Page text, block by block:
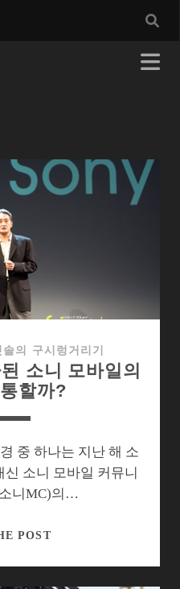
솔의 구시렁거리기
소니 모바일의
할까?
중 하나는 지난 해 소
소니 모바일 커뮤니
니MC)의…
POST[MWC2012]